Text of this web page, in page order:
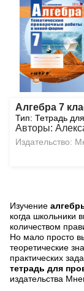
Алгебра 7
Тип: Тетрадь
Авторы:
Издательство:
Изучение
когда школьники
количеством
Но мало просто
теоретические
практических
тетрадь для
издательства